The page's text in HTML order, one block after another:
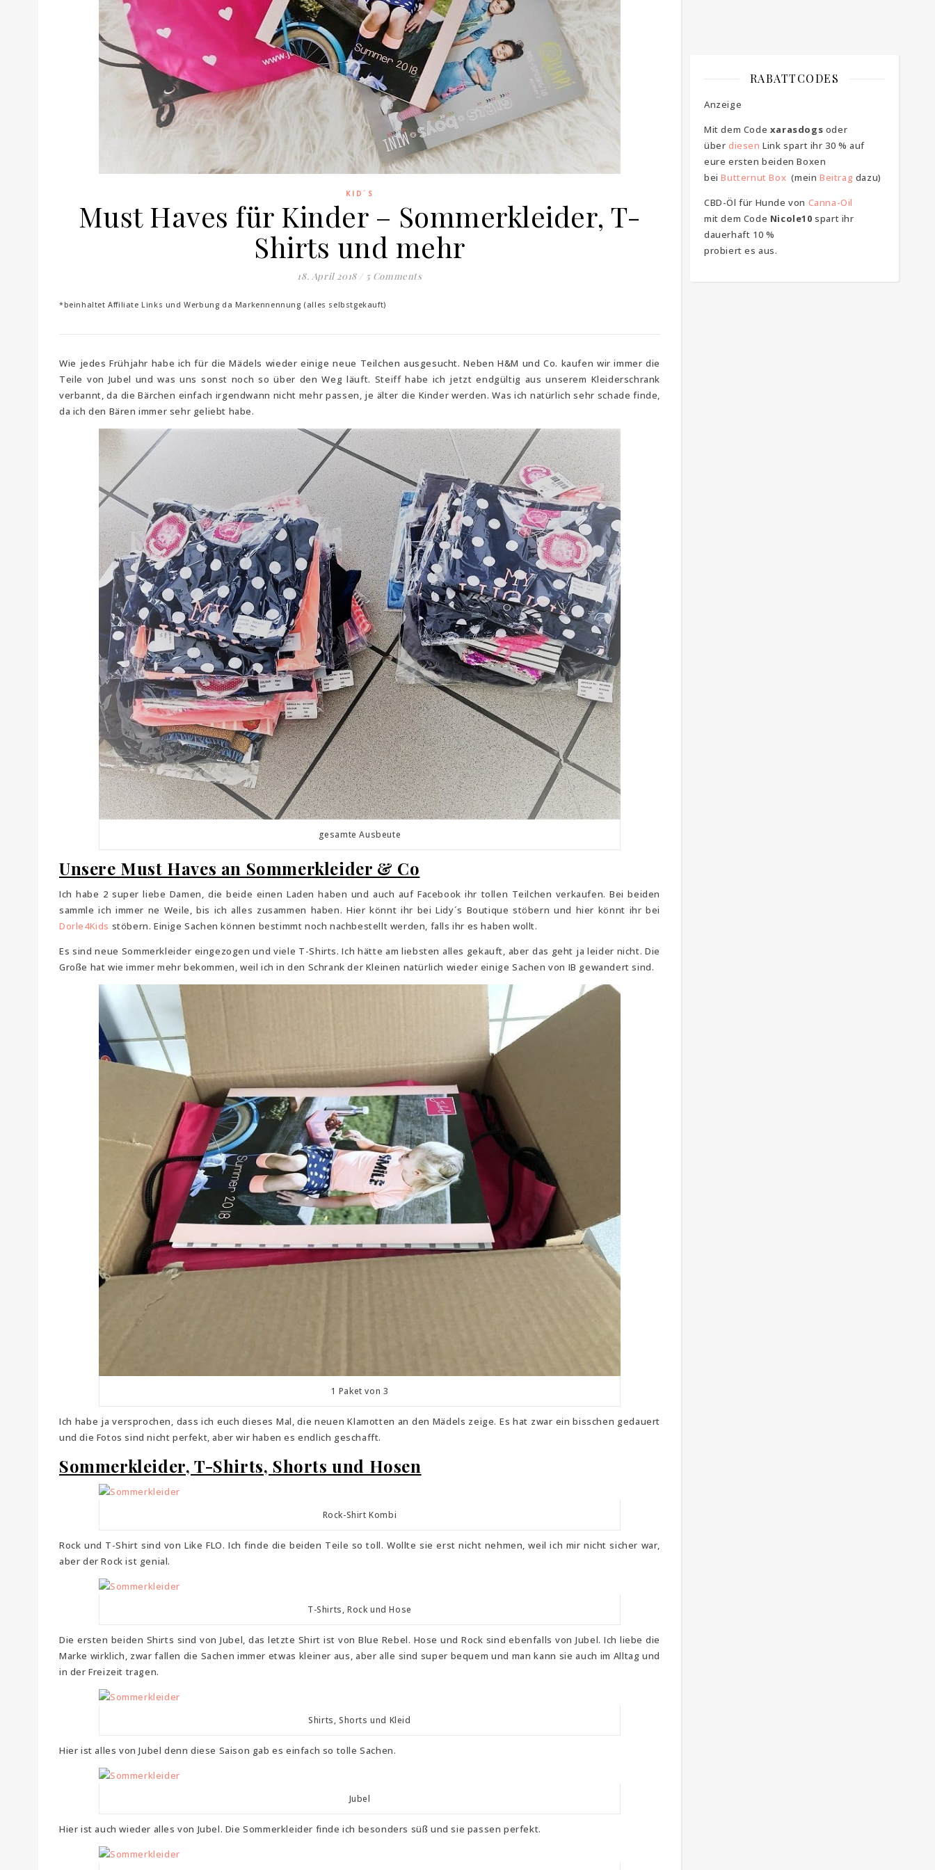
KID´S
Must Haves für Kinder – Sommerkleider, T-
Shirts und mehr
18. April 2018 / 5 Comments
*beinhaltet Affiliate Links und Werbung da Markennennung (alles selbstgekauft)
Wie jedes Frühjahr habe ich für die Mädels wieder einige neue Teilchen ausgesucht. Neben H&M und Co. kaufen wir immer die
Teile von Jubel und was uns sonst noch so über den Weg läuft. Steiff habe ich jetzt endgültig aus unserem Kleiderschrank
verbannt, da die Bärchen einfach irgendwann nicht mehr passen, je älter die Kinder werden. Was ich natürlich sehr schade finde,
da ich den Bären immer sehr geliebt habe.
gesamte Ausbeute
Unsere Must Haves an Sommerkleider & Co
Ich habe 2 super liebe Damen, die beide einen Laden haben und auch auf Facebook ihr tollen Teilchen verkaufen. Bei beiden
sammle ich immer ne Weile, bis ich alles zusammen haben. Hier könnt ihr bei Lidy´s Boutique stöbern und hier könnt ihr bei
Dorle4Kids stöbern. Einige Sachen können bestimmt noch nachbestellt werden, falls ihr es haben wollt.
Es sind neue Sommerkleider eingezogen und viele T-Shirts. Ich hätte am liebsten alles gekauft, aber das geht ja leider nicht. Die
Große hat wie immer mehr bekommen, weil ich in den Schrank der Kleinen natürlich wieder einige Sachen von IB gewandert sind.
1 Paket von 3
Ich habe ja versprochen, dass ich euch dieses Mal, die neuen Klamotten an den Mädels zeige. Es hat zwar ein bisschen gedauert
und die Fotos sind nicht perfekt, aber wir haben es endlich geschafft.
Sommerkleider, T-Shirts, Shorts und Hosen
Rock-Shirt Kombi
Rock und T-Shirt sind von Like FLO. Ich finde die beiden Teile so toll. Wollte sie erst nicht nehmen, weil ich mir nicht sicher war,
aber der Rock ist genial.
T-Shirts, Rock und Hose
Die ersten beiden Shirts sind von Jubel, das letzte Shirt ist von Blue Rebel. Hose und Rock sind ebenfalls von Jubel. Ich liebe die
Marke wirklich, zwar fallen die Sachen immer etwas kleiner aus, aber alle sind super bequem und man kann sie auch im Alltag und
in der Freizeit tragen.
Shirts, Shorts und Kleid
Hier ist alles von Jubel denn diese Saison gab es einfach so tolle Sachen.
Jubel
Hier ist auch wieder alles von Jubel. Die Sommerkleider finde ich besonders süß und sie passen perfekt.
RABATTCODES
Anzeige
Mit dem Code xarasdogs oder
über diesen Link spart ihr 30 % auf
eure ersten beiden Boxen
beiButternut Box (meinBeitrag dazu)
CBD-Öl für Hunde von Canna-Oil
mit dem Code Nicole10 spart ihr
dauerhaft 10 %
probiert es aus.